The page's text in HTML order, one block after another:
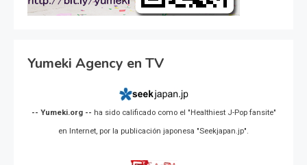
Yumeki Agency en TV
-- Yumeki.org -- ha sido calificado como el "Healthiest J-Pop fansite"
en Internet, por la publicación japonesa "Seekjapan.jp".